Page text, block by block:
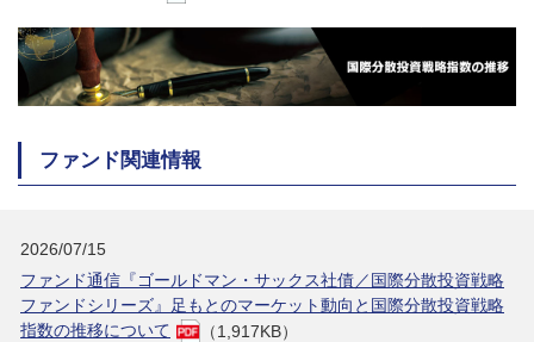
ファンド関連情報
2026/07/15
ファンド通信『ゴールドマン・サックス社債／国際分散投資戦略
ファンドシリーズ』足もとのマーケット動向と国際分散投資戦略
指数の推移について
（1,917KB）